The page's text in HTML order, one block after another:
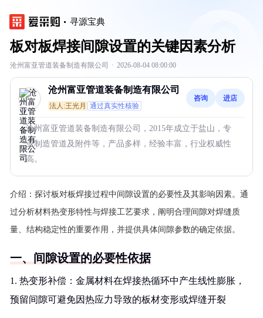
寻源宝典
板对板焊接间隙设置的关键因素分析
沧州富亚管道装备制造有限公司 · 2026-08-04 08:00:00
沧州富亚管道装备制造有限公司
法人:王光月 通过真实性核验
咨询 进店
沧州富亚管道装备制造有限公司，2015年成立于盐山，专
业制造管道及附件等，产品多样，经验丰富，行业权威性
高。
介绍： 探讨板对板焊接过程中间隙设置的必要性及其影响因素。通
过分析材料热变形特性与焊接工艺要求，阐明合理间隙对焊缝质
量、结构稳定性的重要作用，并提供具体间隙参数的确定依据。
一、间隙设置的必要性依据
1. 热变形补偿：金属材料在焊接热循环中产生线性膨胀，
预留间隙可避免因热应力导致的板材变形或焊缝开裂